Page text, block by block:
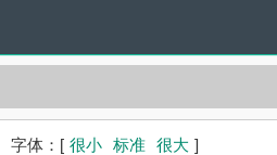
字体： [ 很小 标准 很大 ]